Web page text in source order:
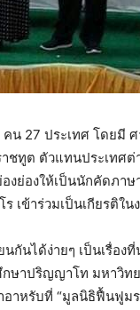
คน 27 ประเทศ โดยมี
ชทูต ตัวแทนประเทศ
งย่องให้เป็นนักคัดภ
เข้าร่วมเป็นเกียรติ
กันได้ง่ายๆ เป็นเรื่อง
กษาปริญญาโท มหาวิ
อาหรับที่ “มูลนิธิฟื้นฟู